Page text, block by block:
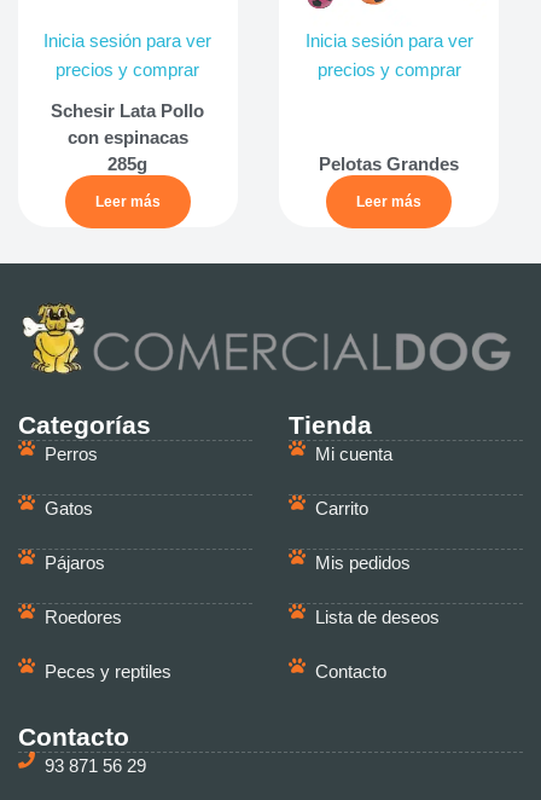
Inicia sesión para ver
precios y comprar
Schesir Lata Pollo
con espinacas
285g
Leer más
Inicia sesión para ver
precios y comprar
Pelotas Grandes
Leer más
Categorías
Perros
Gatos
Pájaros
Roedores
Peces y reptiles
Tienda
Mi cuenta
Carrito
Mis pedidos
Lista de deseos
Contacto
Contacto
93 871 56 29